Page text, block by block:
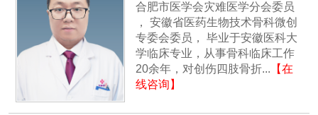
合肥市医学会灾难医学分会委员
， 安徽省医药生物技术骨科微创
专委会委员， 毕业于安徽医科大
学临床专业，从事骨科临床工作
20余年，对创伤四肢骨折... 【在
线咨询】